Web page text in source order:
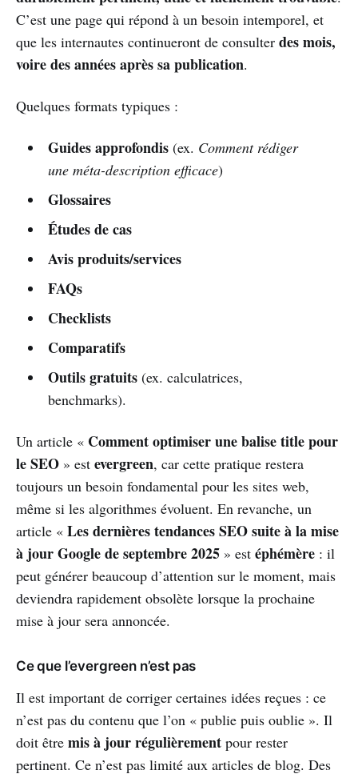
C’est une page qui répond à un besoin intemporel, et
que les internautes continueront de consulter des mois,
voire des années après sa publication.
Quelques formats typiques :
Guides approfondis(ex. Comment rédiger
une méta-description efficace)
Glossaires
Études de cas
Avis produits/services
FAQs
Checklists
Comparatifs
Outils gratuits(ex. calculatrices,
benchmarks).
Un article « Comment optimiser une balise title pour
le SEO » est evergreen, car cette pratique restera
toujours un besoin fondamental pour les sites web,
même si les algorithmes évoluent. En revanche, un
article « Les dernières tendances SEO suite à la mise
à jour Google de septembre 2025 » est éphémère : il
peut générer beaucoup d’attention sur le moment, mais
deviendra rapidement obsolète lorsque la prochaine
mise à jour sera annoncée.
Ce que l’evergreen n’est pas
Il est important de corriger certaines idées reçues : ce
n’est pas du contenu que l’on « publie puis oublie ». Il
doit être mis à jour régulièrement pour rester
pertinent. Ce n’est pas limité aux articles de blog. Des